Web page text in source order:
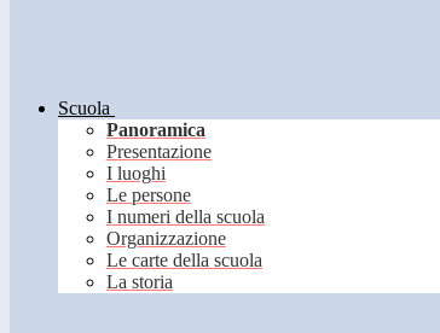
Scuola
Panoramica
Presentazione
I luoghi
Le persone
I numeri della scuola
Organizzazione
Le carte della scuola
La storia